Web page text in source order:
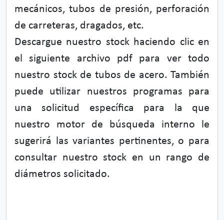
mecánicos, tubos de presión, perforación
de carreteras, dragados, etc.
Descargue nuestro stock haciendo clic en
el siguiente archivo pdf para ver todo
nuestro stock de tubos de acero. También
puede utilizar nuestros programas para
una solicitud específica para la que
nuestro motor de búsqueda interno le
sugerirá las variantes pertinentes, o para
consultar nuestro stock en un rango de
diámetros solicitado.